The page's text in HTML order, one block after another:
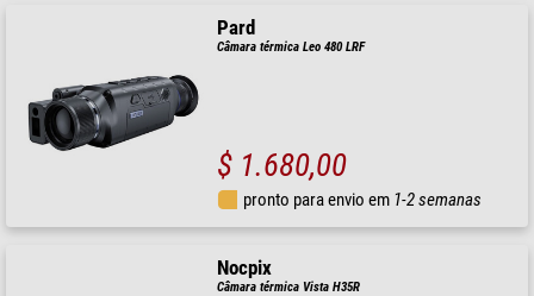
Pard
Câmara térmica Leo 480 LRF
$ 1.680,00
pronto para envio em 1-2 semanas
Nocpix
Câmara térmica Vista H35R